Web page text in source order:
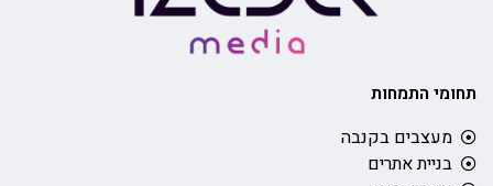
תחומי התמחות
מעצבים בקנבה
בניית אתרים